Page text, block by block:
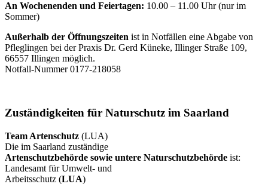
An Wochenenden und Feiertagen: 10.00 – 11.00 Uhr (nur im
Sommer)
Außerhalb der Öffnungszeiten ist in Notfällen eine Abgabe von
Pfleglingen bei der Praxis Dr. Gerd Küneke, Illinger Straße 109,
66557 Illingen möglich.
Notfall-Nummer 0177-218058
Zuständigkeiten für Naturschutz im Saarland
Team Artenschutz (LUA)
Die im Saarland zuständige
Artenschutzbehörde sowie untere Naturschutzbehörde ist:
Landesamt für Umwelt- und
Arbeitsschutz (LUA)